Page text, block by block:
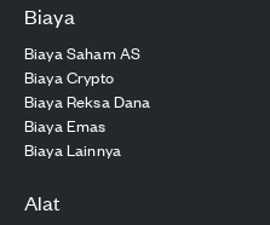
Biaya
Biaya Saham AS
Biaya Crypto
Biaya Reksa Dana
Biaya Emas
Biaya Lainnya
Alat